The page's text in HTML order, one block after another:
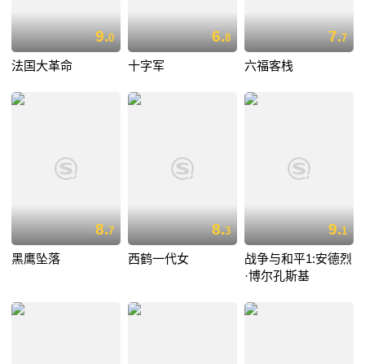
9.0
法国大革命
6.8
十字军
7.7
六福客栈
8.7
黑鹰坠落
8.3
西鹤一代女
9.1
战争与和平1:安德烈
·博尔孔斯基